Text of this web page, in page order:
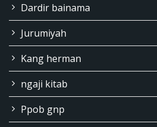
Dardir bainama
Jurumiyah
Kang herman
ngaji kitab
Ppob gnp